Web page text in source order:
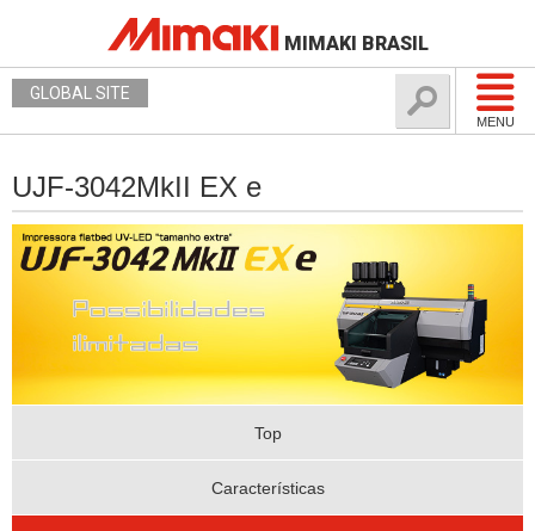
MIMAKI BRASIL
MENU
GLOBAL SITE
UJF-3042MkII EX e
Top
Características